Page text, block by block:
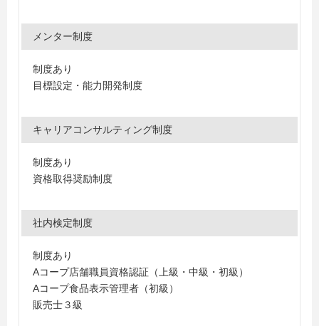
メンター制度
制度あり
目標設定・能力開発制度
キャリアコンサルティング制度
制度あり
資格取得奨励制度
社内検定制度
制度あり
Aコープ店舗職員資格認証（上級・中級・初級）
Aコープ食品表示管理者（初級）
販売士３級